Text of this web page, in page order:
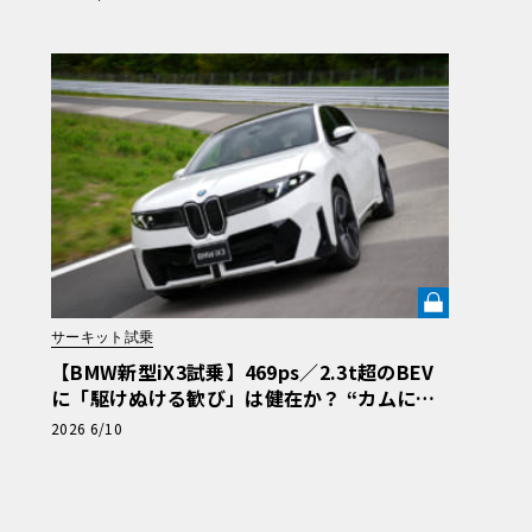
サーキット試乗
【BMW新型iX3試乗】469ps／2.3t超のBEV
に「駆けぬける歓び」は健在か？ “カムに乗
る”官能性すら抱く理想形《LE VOLANT LA
2026 6/10